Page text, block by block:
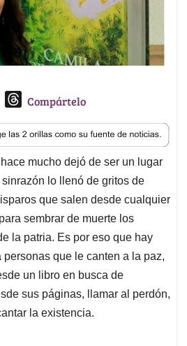
a
i
l
T
r
e
a
d
s
Compártelo
mucho dejó de ser un lugar
lo llenó de gritos de
que salen desde cualquier
sembrar de muerte los
la patria. Es por eso que hay
que le canten a la paz,
un libro en busca de
sus páginas, llamar al perdón,
la existencia.